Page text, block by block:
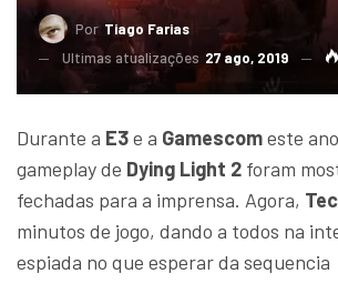
Por Tiago Farias
Ultimas atualizações 27 ago, 2019
Durante a E3e a Gamescomeste
gameplay de Dying Light 2 foram
fechadas para a imprensa. Agora,
minutos de jogo, dando a todos na
espiada no que esperar da sequencia